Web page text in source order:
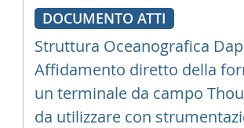
DOCUMENTO ATTI
Struttura Oceanografica
Affidamento diretto della
un terminale da campo
da utilizzare con